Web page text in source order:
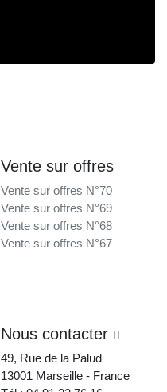
Vente sur offres
Vente sur offres N°70
Vente sur offres N°69
Vente sur offres N°68
Vente sur offres N°67
Nous contacter
49, Rue de la Palud
13001 Marseille - France